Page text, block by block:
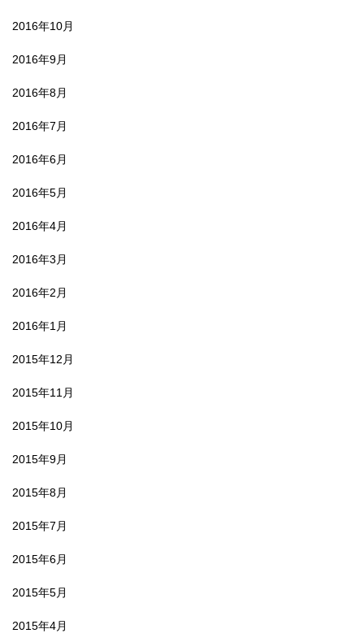
2016年10月
2016年9月
2016年8月
2016年7月
2016年6月
2016年5月
2016年4月
2016年3月
2016年2月
2016年1月
2015年12月
2015年11月
2015年10月
2015年9月
2015年8月
2015年7月
2015年6月
2015年5月
2015年4月